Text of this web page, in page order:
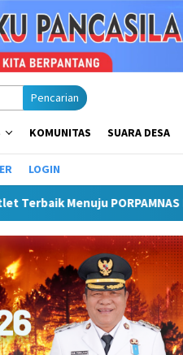
Pencarian
KOMUNITAS SUARA DESA
LOGIN
IX 2026 Lomba